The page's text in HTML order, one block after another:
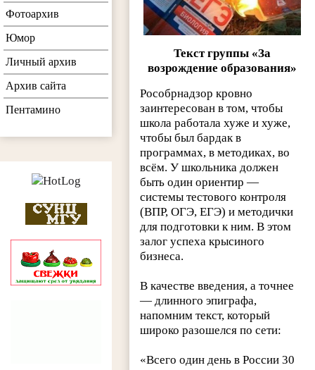
Текст группы «За
возрождение образования»
Рособрнадзор кровно
заинтересован в том, чтобы
школа работала хуже и хуже,
чтобы был бардак в
программах, в методиках, во
всём. У школьника должен
быть один ориентир —
системы тестового контроля
(ВПР, ОГЭ, ЕГЭ) и методички
для подготовки к ним. В этом
залог успеха крысиного
бизнеса.
В качестве введения, а точнее
— длинного эпиграфа,
напомним текст, который
широко разошелся по сети:
«Всего один день в России 30
Фотоархив
Юмор
Личный архив
Архив сайта
Пентамино